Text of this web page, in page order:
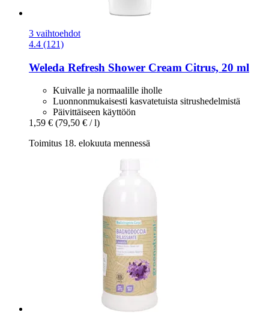
3 vaihtoehdot
4.4 (121)
Weleda Refresh Shower Cream Citrus, 20 ml
Kuivalle ja normaalille iholle
Luonnonmukaisesti kasvatetuista sitrushedelmistä
Päivittäiseen käyttöön
1,59 € (79,50 € / l)
Toimitus 18. elokuuta mennessä